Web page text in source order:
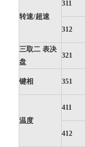
转速/超速
311
312
三取二 表决
盘
321
键相 351
温度
411
412